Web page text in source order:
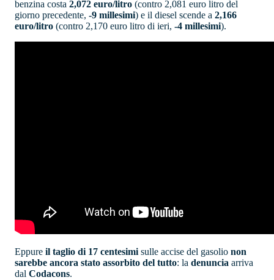
benzina costa 2,072 euro/litro (contro 2,081 euro litro del
giorno precedente, -9 millesimi) e il diesel scende a 2,166
euro/litro (contro 2,170 euro litro di ieri, -4 millesimi).
Eppure il taglio di 17 centesimi sulle accise del gasolio non
sarebbe ancora stato assorbito del tutto: la denuncia arriva
dal Codacons.